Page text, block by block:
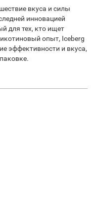
вкуса и силы
инновацией
для тех, кто ищет
опыт, Iceberg
эффективности и вкуса,